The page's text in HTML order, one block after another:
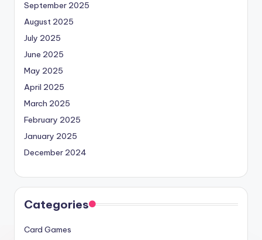
September 2025
August 2025
July 2025
June 2025
May 2025
April 2025
March 2025
February 2025
January 2025
December 2024
Categories
Card Games